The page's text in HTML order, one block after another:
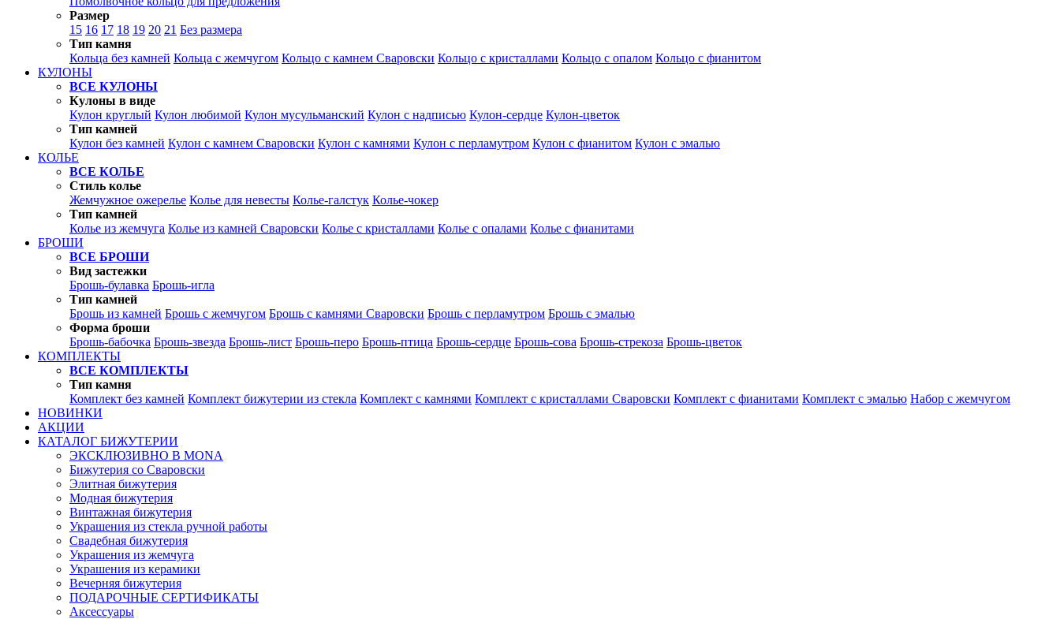
Размер
15 16 17 18 19 20 21 Без размера
Тип камня
Кольца без камней Кольца с жемчугом Кольцо с камнем Сваровски Кольцо с кристаллами Кольцо с опалом Кольцо с фианитом
КУЛОНЫ
ВСЕ КУЛОНЫ
Кулоны в виде
Кулон круглый Кулон любимой Кулон мусульманский Кулон с надписью Кулон-сердце Кулон-цветок
Тип камней
Кулон без камней Кулон с камнем Сваровски Кулон с камнями Кулон с перламутром Кулон с фианитом Кулон с эмалью
КОЛЬЕ
ВСЕ КОЛЬЕ
Стиль колье
Жемчужное ожерелье Колье для невесты Колье-галстук Колье-чокер
Тип камней
Колье из жемчуга Колье из камней Сваровски Колье с кристаллами Колье с опалами Колье с фианитами
БРОШИ
ВСЕ БРОШИ
Вид застежки
Брошь-булавка Брошь-игла
Тип камней
Брошь из камней Брошь с жемчугом Брошь с камнями Сваровски Брошь с перламутром Брошь с эмалью
Форма броши
Брошь-бабочка Брошь-звезда Брошь-лист Брошь-перо Брошь-птица Брошь-сердце Брошь-сова Брошь-стрекоза Брошь-цветок
КОМПЛЕКТЫ
ВСЕ КОМПЛЕКТЫ
Тип камня
Комплект без камней Комплект бижутерии из стекла Комплект с камнями Комплект с кристаллами Сваровски Комплект с фианитами Комплект с эмалью Набор с жемчугом
НОВИНКИ
АКЦИИ
КАТАЛОГ БИЖУТЕРИИ
ЭКСКЛЮЗИВНО В MONA
Бижутерия со Сваровски
Элитная бижутерия
Модная бижутерия
Винтажная бижутерия
Украшения из стекла ручной работы
Свадебная бижутерия
Украшения из жемчуга
Украшения из керамики
Вечерняя бижутерия
ПОДАРОЧНЫЕ СЕРТИФИКАТЫ
Аксессуары